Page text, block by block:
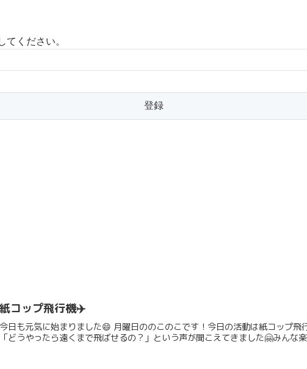
てください。
紙コップ飛行機✈️
今日も元気に始まりました😄 月曜日ののこのこです！今日の活動は紙コップ
「どうやったら遠くまで飛ばせるの？」という声が聞こえてきました🤗みんな